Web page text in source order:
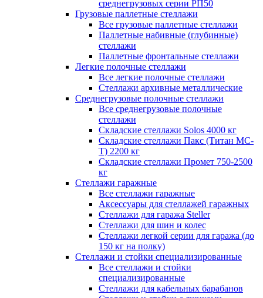
среднегрузовых серии РП50
Грузовые паллетные стеллажи
Все грузовые паллетные стеллажи
Паллетные набивные (глубинные)
стеллажи
Паллетные фронтальные стеллажи
Легкие полочные стеллажи
Все легкие полочные стеллажи
Стеллажи архивные металлические
Среднегрузовые полочные стеллажи
Все среднегрузовые полочные
стеллажи
Складские стеллажи Solos 4000 кг
Складские стеллажи Пакс (Титан МС-
Т) 2200 кг
Складские стеллажи Промет 750-2500
кг
Стеллажи гаражные
Все стеллажи гаражные
Аксессуары для стеллажей гаражных
Стеллажи для гаража Steller
Стеллажи для шин и колес
Стеллажи легкой серии для гаража (до
150 кг на полку)
Стеллажи и стойки специализированные
Все стеллажи и стойки
специализированные
Стеллажи для кабельных барабанов